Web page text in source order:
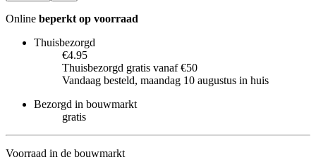
Online beperkt op voorraad
Thuisbezorgd
€4.95
Thuisbezorgd gratis vanaf €50
Vandaag besteld, maandag 10 augustus in huis
Bezorgd in bouwmarkt
gratis
Voorraad in de bouwmarkt